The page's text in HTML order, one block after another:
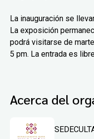
La inauguración se
La exposición
podrá visitarse de
5 pm. La entrada es
Acerca del